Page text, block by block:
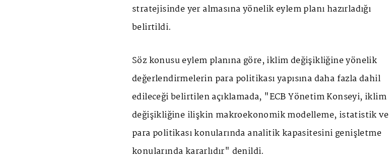
stratejisinde yer almasına yönelik eylem planı hazırladığı
belirtildi.
Söz konusu eylem planına göre, iklim değişikliğine yönelik
değerlendirmelerin para politikası yapısına daha fazla dahil
edileceği belirtilen açıklamada, "ECB Yönetim Konseyi, iklim
değişikliğine ilişkin makroekonomik modelleme, istatistik ve
para politikası konularında analitik kapasitesini genişletme
konularında kararlıdır" denildi.